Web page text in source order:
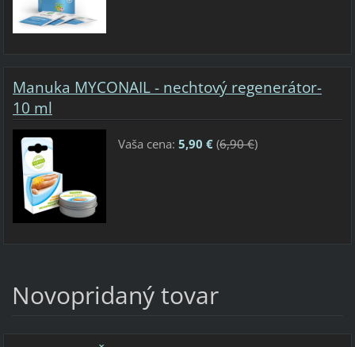
Manuka MYCONAIL - nechtový regenerátor-
10 ml
Vaša cena: 5,90 €(6,90 €)
Novopridaný tovar